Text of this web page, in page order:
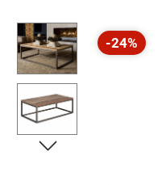
Bildergalerie
-24%
Rabatt